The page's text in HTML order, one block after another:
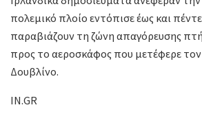
πολεμικό πλοίο εντόπισε έως και
παραβιάζουν τη ζώνη απαγόρευσης
προς το αεροσκάφος που μετέφερε τον
Δουβλίνο.
IN.GR